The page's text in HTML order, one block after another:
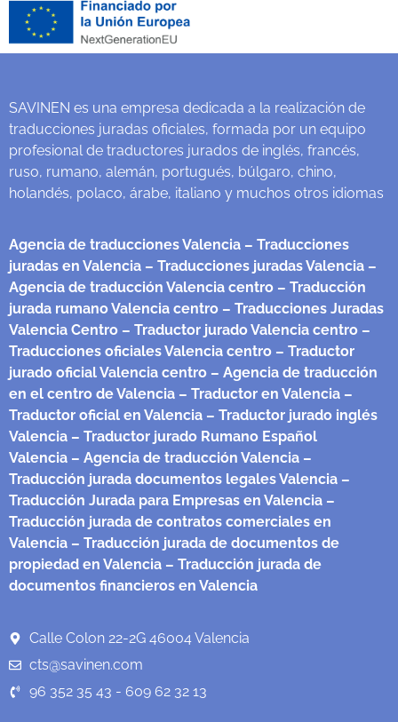
SAVINEN es una empresa dedicada a la realización de
traducciones juradas oficiales, formada por un equipo
profesional de traductores jurados de inglés, francés,
ruso, rumano, alemán, portugués, búlgaro, chino,
holandés, polaco, árabe, italiano y muchos otros idiomas
Agencia de traducciones Valencia – Traducciones
juradas en Valencia – Traducciones juradas Valencia –
Agencia de traducción Valencia centro – Traducción
jurada rumano Valencia centro – Traducciones Juradas
Valencia Centro – Traductor jurado Valencia centro –
Traducciones oficiales Valencia centro – Traductor
jurado oficial Valencia centro – Agencia de traducción
en el centro de Valencia – Traductor en Valencia –
Traductor oficial en Valencia – Traductor jurado inglés
Valencia – Traductor jurado Rumano Español
Valencia – Agencia de traducción Valencia –
Traducción jurada documentos legales Valencia –
Traducción Jurada para Empresas en Valencia –
Traducción jurada de contratos comerciales en
Valencia – Traducción jurada de documentos de
propiedad en Valencia – Traducción jurada de
documentos financieros en Valencia
Calle Colon 22-2G 46004 Valencia
cts@savinen.com
96 352 35 43 - 609 62 32 13